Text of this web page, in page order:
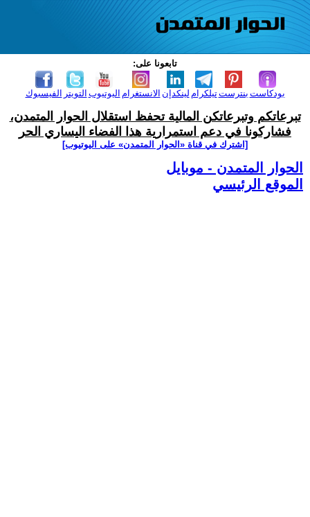
تابعونا على:
الفيسبوك التويتر اليوتيوب الانستغرام لينكدإن تيلكرامبنترست بودكاست
تبرعاتكم وتبرعاتكن المالية تحفظ استقلال الحوار المتمدن،
فشاركونا في دعم استمرارية هذا الفضاء اليساري الحر
[اشترك في قناة ‫«الحوار المتمدن» على اليوتيوب]
الحوار المتمدن - موبايل
الموقع الرئيسي